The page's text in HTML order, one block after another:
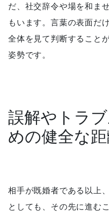
だ、社交辞令や場を和ま
もいます。言葉の表面だ
全体を見て判断すること
姿勢です。
誤解やトラ
めの健全な
相手が既婚者である以上
としても、その先に進む